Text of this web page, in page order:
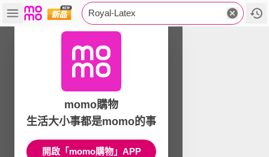
Royal-Latex
momo購物
生活大小事都是momo的事
開啟「momo購物」APP